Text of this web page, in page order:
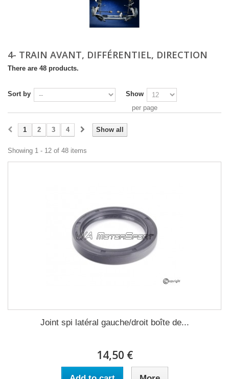
4- TRAIN AVANT, DIFFÉRENTIEL, DIRECTION
There are 48 products.
Sort by
Show
per page
Show all
1 2 3 4
Showing 1 - 12 of 48 items
Joint spi latéral gauche/droit boîte de...
14,50 €